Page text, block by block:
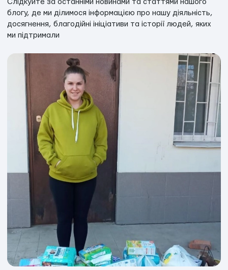
Слідкуйте за останніми новинами та статтями нашого
блогу, де ми ділимося інформацією про нашу діяльність,
досягнення, благодійні ініціативи та історії людей, яких
ми підтримали